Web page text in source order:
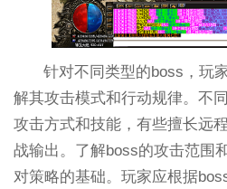
针对不同类型的boss，玩
解其攻击模式和行动规律。不
攻击方式和技能，有些擅长远
战输出。了解boss的攻击范围
对策略的基础。玩家应根据